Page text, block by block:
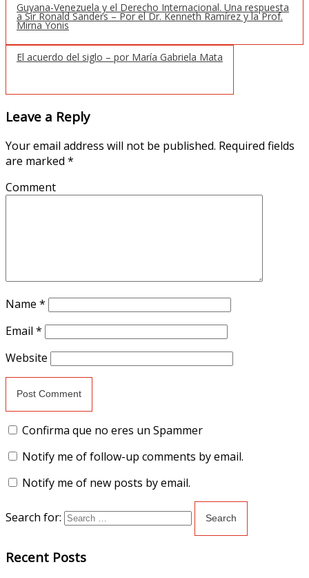
Guyana-Venezuela y el Derecho Internacional. Una respuesta
a Sir Ronald Sanders – Por el Dr. Kenneth Ramírez y la Prof.
Mirna Yonis
El acuerdo del siglo – por María Gabriela Mata
Leave a Reply
Your email address will not be published. Required fields
are marked *
Comment
Name *
Email *
Website
Confirma que no eres un Spammer
Notify me of follow-up comments by email.
Notify me of new posts by email.
Search for:
Recent Posts